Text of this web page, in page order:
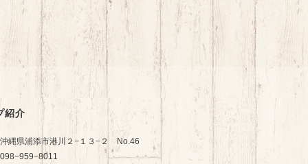
紹介
沖縄県浦添市港川２−１３−２ No.46
098−959−8011